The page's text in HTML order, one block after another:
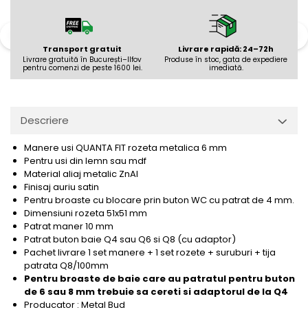
Transport gratuit
Livrare gratuită în București–Ilfov
pentru comenzi de peste 1600 lei.
Livrare rapidă: 24–72h
Produse în stoc, gata de expediere
imediată.
Descriere
Manere usi QUANTA FIT rozeta metalica 6 mm
Pentru usi din lemn sau mdf
Material aliaj metalic ZnAl
Finisaj auriu satin
Pentru broaste cu blocare prin buton WC cu patrat de 4 mm.
Dimensiuni rozeta 51x51 mm
Patrat maner 10 mm
Patrat buton baie Q4 sau Q6 si Q8 (cu adaptor)
Pachet livrare 1 set manere + 1 set rozete + suruburi + tija
patrata Q8/100mm
Pentru broaste de baie care au patratul pentru buton
de 6 sau 8 mm trebuie sa cereti si adaptorul de la Q4
Producator : Metal Bud